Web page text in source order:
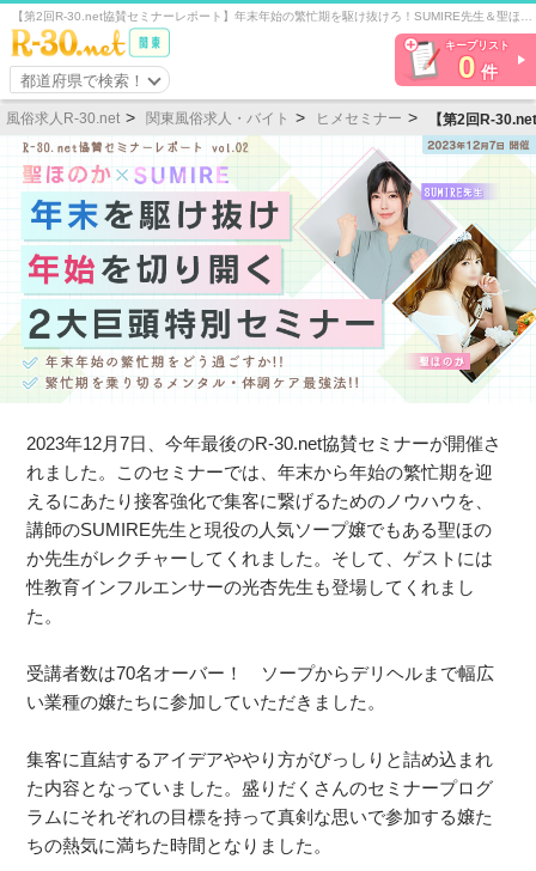
都道府県で検索！
キープリスト
0 件
風俗求人R-30.net 関東風俗求人・バイト ヒメセミナー 【第2回R-
2023年12月7日、今年最後のR-30.net協賛セミナーが開催さ
れました。このセミナーでは、年末から年始の繁忙期を迎
えるにあたり接客強化で集客に繋げるためのノウハウを、
講師のSUMIRE先生と現役の人気ソープ嬢でもある聖ほの
か先生がレクチャーしてくれました。そして、ゲストには
性教育インフルエンサーの光杏先生も登場してくれまし
た。
受講者数は70名オーバー！ ソープからデリヘルまで幅広
い業種の嬢たちに参加していただきました。
集客に直結するアイデアややり方がびっしりと詰め込まれ
た内容となっていました。盛りだくさんのセミナープログ
ラムにそれぞれの目標を持って真剣な思いで参加する嬢た
ちの熱気に満ちた時間となりました。